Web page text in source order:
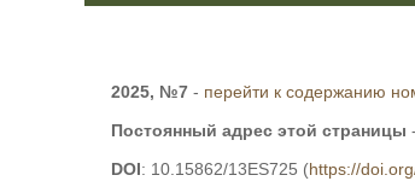
2025, №7 - перейти к содержанию
Постоянный адрес этой страницы -
DOI: 10.15862/13ES725 (https://